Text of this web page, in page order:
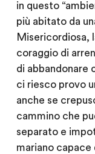
in questo
più abitato da
Misericordiosa,
coraggio di
di abbandonare
ci riesco provo
anche se
cammino che
separato e
mariano